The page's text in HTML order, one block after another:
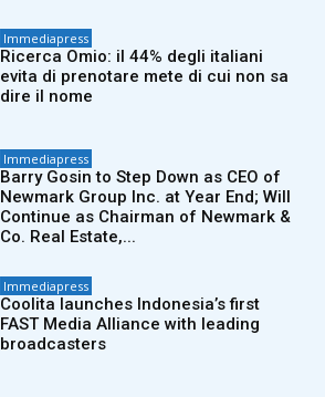
Immediapress
Ricerca Omio: il 44% degli italiani
evita di prenotare mete di cui non sa
dire il nome
Immediapress
Barry Gosin to Step Down as CEO of
Newmark Group Inc. at Year End; Will
Continue as Chairman of Newmark &
Co. Real Estate,...
Immediapress
Coolita launches Indonesia’s first
FAST Media Alliance with leading
broadcasters